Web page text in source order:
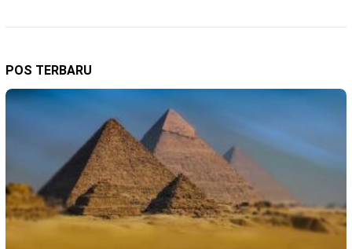
POS TERBARU